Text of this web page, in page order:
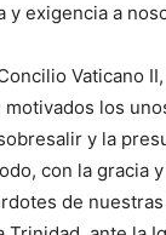
y exigencia a
Vaticano
los
y la
con la gracia
de